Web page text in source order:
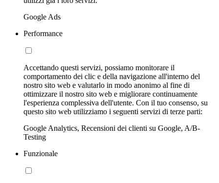
Google Ads
Performance
Accettando questi servizi, possiamo monitorare il
comportamento dei clic e della navigazione all'interno del
nostro sito web e valutarlo in modo anonimo al fine di
ottimizzare il nostro sito web e migliorare continuamente
l'esperienza complessiva dell'utente. Con il tuo consenso, su
questo sito web utilizziamo i seguenti servizi di terze parti:
Google Analytics, Recensioni dei clienti su Google, A/B-
Testing
Funzionale